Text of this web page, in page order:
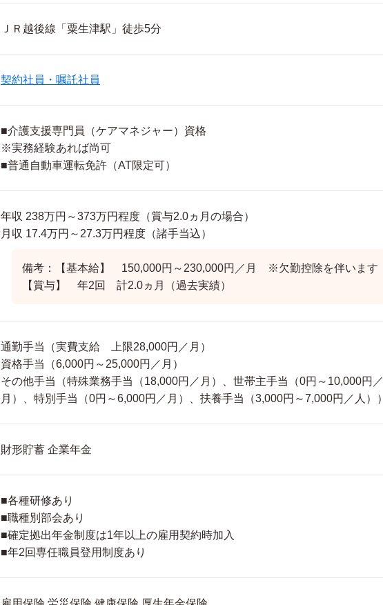
ＪＲ越後線「粟生津駅」徒歩5分
契約社員・嘱託社員
■介護支援専門員（ケアマネジャー）資格
※実務経験あれば尚可
■普通自動車運転免許（AT限定可）
年収 238万円～373万円程度（賞与2.0ヵ月の場合）
月収 17.4万円～27.3万円程度（諸手当込）
備考：【基本給】 150,000円～230,000円／月 ※欠勤控除を伴います
【賞与】 年2回 計2.0ヵ月（過去実績）
通勤手当（実費支給 上限28,000円／月）
資格手当（6,000円～25,000円／月）
その他手当（特殊業務手当（18,000円／月）、世帯主手当（0円～10,000円／
月）、特別手当（0円～6,000円／月）、扶養手当（3,000円～7,000円／人））
財形貯蓄 企業年金
■各種研修あり
■職種別部会あり
■確定拠出年金制度は1年以上の雇用契約時加入
■年2回専任職員登用制度あり